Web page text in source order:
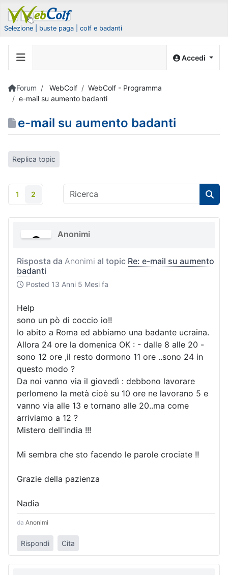
Selezione | buste paga | colf e badanti
Accedi
Forum WebColf
WebColf - Programma
e-mail su aumento badanti
e-mail su aumento badanti
Replica topic
1 2
Anonimi
Risposta da Anonimi al topic Re: e-mail su aumento
badanti
Posted 13 Anni 5 Mesi fa
Help
sono un pò di coccio io!!
Io abito a Roma ed abbiamo una badante ucraina.
Allora 24 ore la domenica OK : - dalle 8 alle 20 -
sono 12 ore ,il resto dormono 11 ore ..sono 24 in
questo modo ?
Da noi vanno via il giovedì : debbono lavorare
perlomeno la metà cioè su 10 ore ne lavorano 5 e
vanno via alle 13 e tornano alle 20..ma come
arriviamo a 12 ?
Mistero dell'india !!!
Mi sembra che sto facendo le parole crociate !!
Grazie della pazienza
Nadia
da Anonimi
Rispondi Cita